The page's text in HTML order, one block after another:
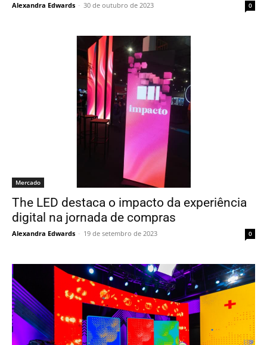
Alexandra Edwards - 30 de outubro de 2023 0
Mercado
The LED destaca o impacto da experiência
digital na jornada de compras
Alexandra Edwards - 19 de setembro de 2023 0